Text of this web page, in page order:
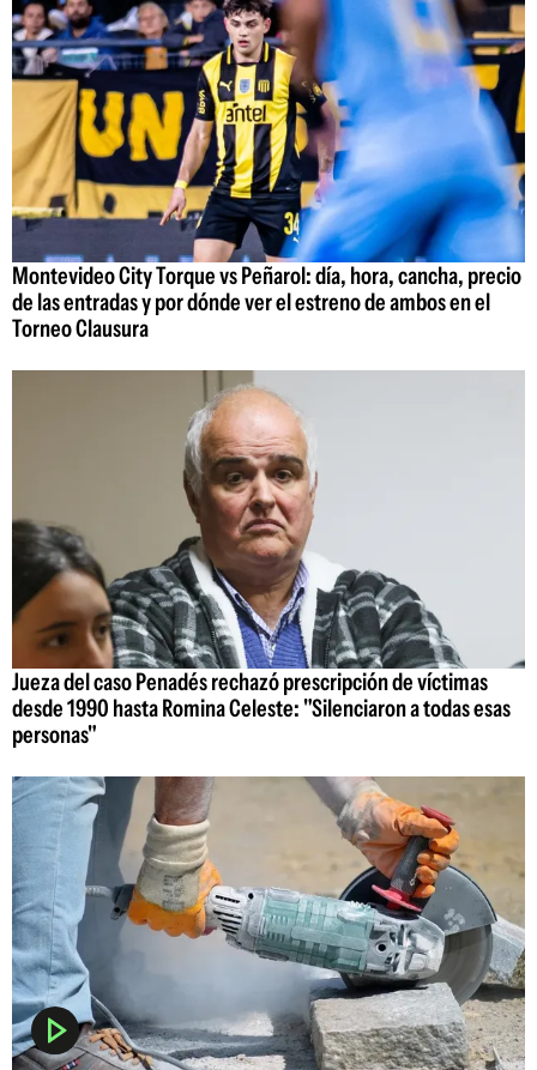
Montevideo City Torque vs Peñarol: día, hora, cancha, precio
de las entradas y por dónde ver el estreno de ambos en el
Torneo Clausura
Jueza del caso Penadés rechazó prescripción de víctimas
desde 1990 hasta Romina Celeste: "Silenciaron a todas esas
personas"